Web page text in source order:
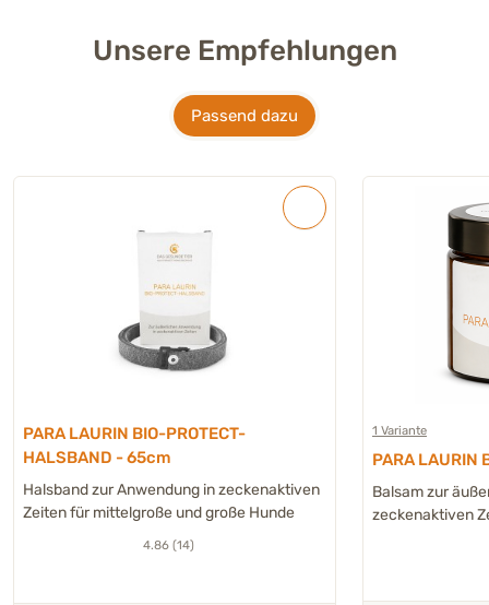
Unsere Empfehlungen
Passend dazu
PARA LAURIN BIO-PROTECT-
HALSBAND - 65cm
Halsband zur Anwendung in zeckenaktiven
Zeiten für mittelgroße und große Hunde
4.86 (14)
1 Variante
PARA LAURIN
Balsam zur
zeckenaktiven